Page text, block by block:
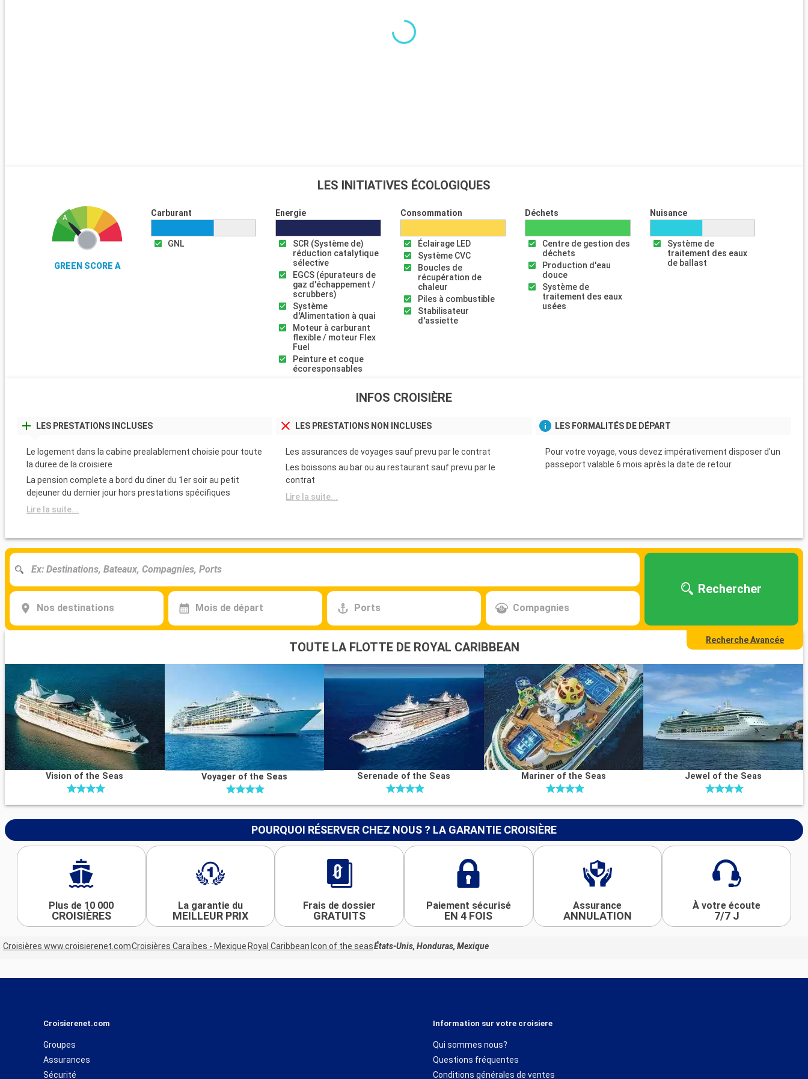
LES INITIATIVES ÉCOLOGIQUES
GREEN SCORE A
Carburant
GNL
Energie
SCR (Système de)
réduction catalytique
sélective
EGCS (épurateurs de
gaz d'échappement /
scrubbers)
Système
d'Alimentation à quai
Moteur à carburant
flexible / moteur Flex
Fuel
Peinture et coque
écoresponsables
Consommation
Éclairage LED
Système CVC
Boucles de
récupération de
chaleur
Piles à combustible
Stabilisateur
d'assiette
Déchets
Centre de gestion des
déchets
Production d'eau
douce
Système de
traitement des eaux
usées
Nuisance
Système de
traitement des eaux
de ballast
INFOS CROISIÈRE
LES PRESTATIONS INCLUSES
Le logement dans la cabine prealablement choisie pour toute
la duree de la croisiere
La pension complete a bord du diner du 1er soir au petit
dejeuner du dernier jour hors prestations spécifiques
Lire la suite...
LES PRESTATIONS NON INCLUSES
Les assurances de voyages sauf prevu par le contrat
Les boissons au bar ou au restaurant sauf prevu par le
contrat
Lire la suite...
LES FORMALITÉS DE DÉPART
Pour votre voyage, vous devez impérativement disposer d'un
passeport valable 6 mois après la date de retour.
Nos destinations Mois de départ Ports Compagnies
Rechercher
Recherche Avancée
TOUTE LA FLOTTE DE ROYAL CARIBBEAN
Vision of the Seas Voyager of the Seas Serenade of the Seas Mariner of the Seas Jewel of the Seas
POURQUOI RÉSERVER CHEZ NOUS ? LA GARANTIE CROISIÈRE
Plus de 10 000
CROISIÈRES
La garantie du
MEILLEUR PRIX
Frais de dossier
GRATUITS
Paiement sécurisé
EN 4 FOIS
Assurance
ANNULATION
À votre écoute
7/7 J
Croisières www.croisierenet.comCroisières Caraïbes - Mexique Royal Caribbean Icon of the seasÉtats-Unis, Honduras, Mexique
Croisierenet.com
Groupes
Assurances
Sécurité
Information sur votre croisiere
Qui sommes nous?
Questions fréquentes
Conditions générales de ventes